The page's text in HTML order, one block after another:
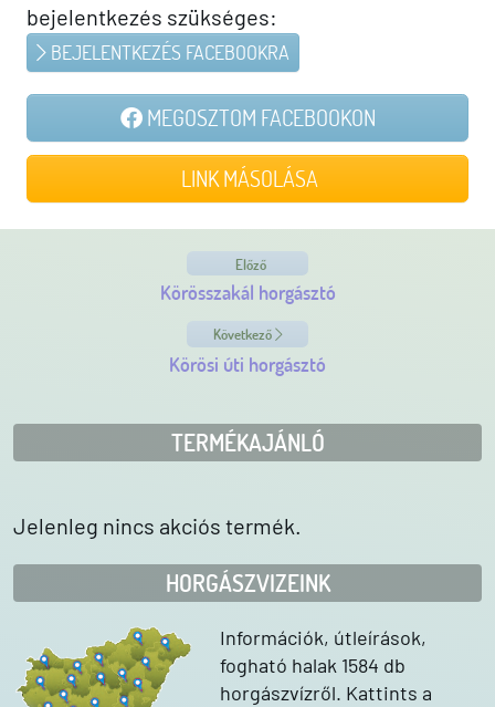
bejelentkezés szükséges:
BEJELENTKEZÉS FACEBOOKRA
MEGOSZTOM FACEBOOKON
LINK MÁSOLÁSA
Előző
Körösszakál horgásztó
Következő
Körösi úti horgásztó
TERMÉKAJÁNLÓ
Jelenleg nincs akciós termék.
HORGÁSZVIZEINK
Információk, útleírások,
fogható halak 1584 db
horgászvízről. Kattints a